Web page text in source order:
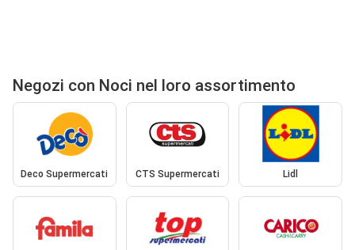
Negozi con Noci nel loro assortimento
Deco Supermercati CTS Supermercati Lidl